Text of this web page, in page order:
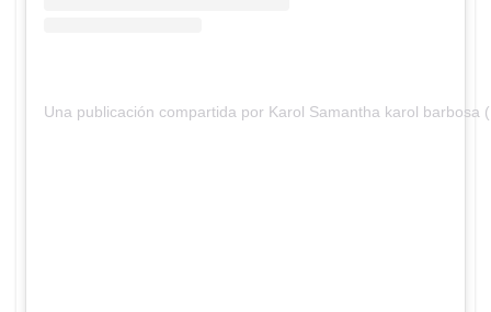
Una publicación compartida por Karol Samantha karol barbosa